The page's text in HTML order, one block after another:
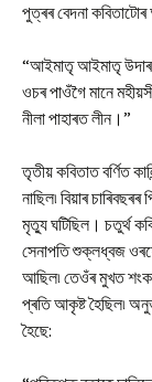
পুত্ৰৰ বেদনা
“আইমাতৃ আইমাতৃ
ওচৰ পাওঁগৈ মানে
নীলা পাহাৰত লীন।”
তৃতীয় কবিতাত বৰ্ণিত
নাছিল৷ বিয়াৰ
মৃত্যু ঘটিছিল। চতুৰ্থ
সেনাপতি শুক্লধ্বজ
আছিল৷ তেওঁৰ মুখত
প্ৰতি আকৃষ্ট হৈছিল৷
হৈছে: